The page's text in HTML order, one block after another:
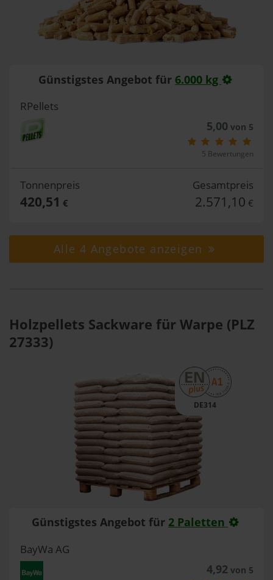
Günstigstes Angebot für 6.000 kg
RPellets
5,00 von 5
5 Bewertungen
Tonnenpreis
420,51 €
Gesamtpreis
2.571,10 €
Alle 4 Angebote anzeigen
Holzpellets Sackware für Warpe (PLZ
27333)
DE314
Günstigstes Angebot für 2 Paletten
BayWa AG
4,92von 5